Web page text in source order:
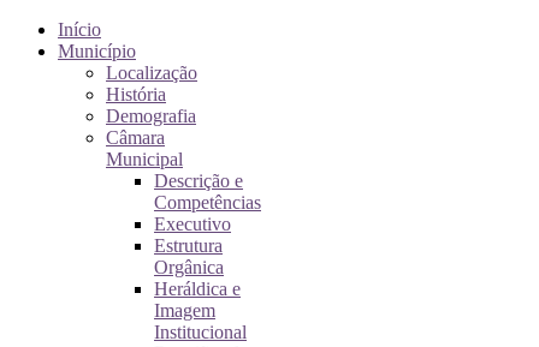
Início
Município
Localização
História
Demografia
Câmara
Municipal
Descrição e
Competências
Executivo
Estrutura
Orgânica
Heráldica e
Imagem
Institucional